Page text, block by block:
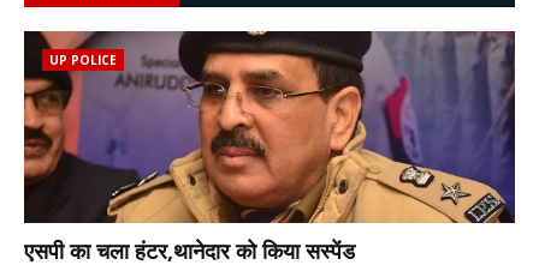
UP POLICE
एसपी का चला हंटर,थानेदार को किया सस्पेंड